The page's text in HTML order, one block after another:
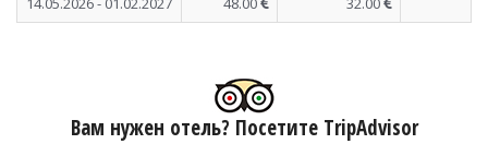
Вам нужен отель? Посетите TripAdvisor